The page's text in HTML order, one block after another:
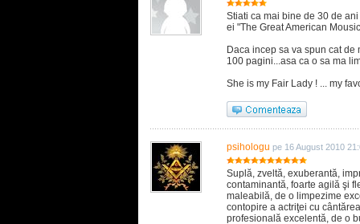
Stiati ca mai bine de 30 de
ei "The Great American
Daca incep sa va spun cat de
100 pagini...asa ca o sa ma
She is my Fair Lady ! ... my
psihologu pe 16 August 2010
Suplă, zveltă, exuberantă,
contaminantă, foarte agilă şi
maleabilă, de o limpezime
contopire a actriţei cu
profesională excelentă, de o